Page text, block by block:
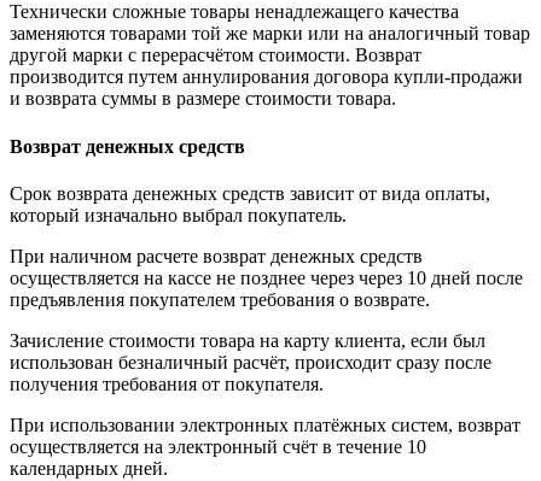
Технически сложные товары ненадлежащего качества
заменяются товарами той же марки или на аналогичный товар
другой марки с перерасчётом стоимости. Возврат
производится путем аннулирования договора купли-продажи
и возврата суммы в размере стоимости товара.
Возврат денежных средств
Срок возврата денежных средств зависит от вида оплаты,
который изначально выбрал покупатель.
При наличном расчете возврат денежных средств
осуществляется на кассе не позднее через через 10 дней после
предъявления покупателем требования о возврате.
Зачисление стоимости товара на карту клиента, если был
использован безналичный расчёт, происходит сразу после
получения требования от покупателя.
При использовании электронных платёжных систем, возврат
осуществляется на электронный счёт в течение 10
календарных дней.